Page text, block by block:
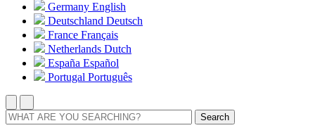
Germany English
Deutschland Deutsch
France Français
Netherlands Dutch
España Español
Portugal Português
Search